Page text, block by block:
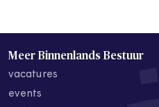
Meer Binnenlands Bestuur
vacatures
events